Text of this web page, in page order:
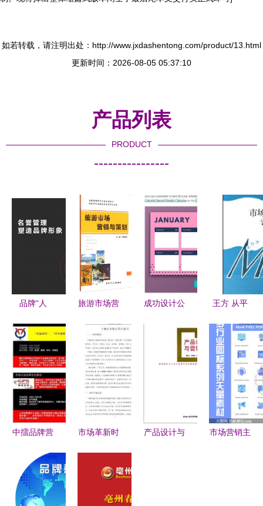
如若转载，请注明出处：http://www.jxdashentong.com/product/13.html
更新时间：2026-08-05 05:37:10
产品列表
PRODUCT
----------------
品牌“人
法 赢得用
户长久信任
的策略路径
旅游市场营
打造成功的
市场营销策
略
成功设计公
场营销之道
王方 从平
品牌策划高
手的转型升
级之路
中擂品牌营
侍卫长汽车
防盗器品牌
策划与营销
市场革新时
道 年度营
新方案
产品设计与
市场营销主